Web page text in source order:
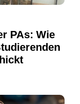
PAs: Wie